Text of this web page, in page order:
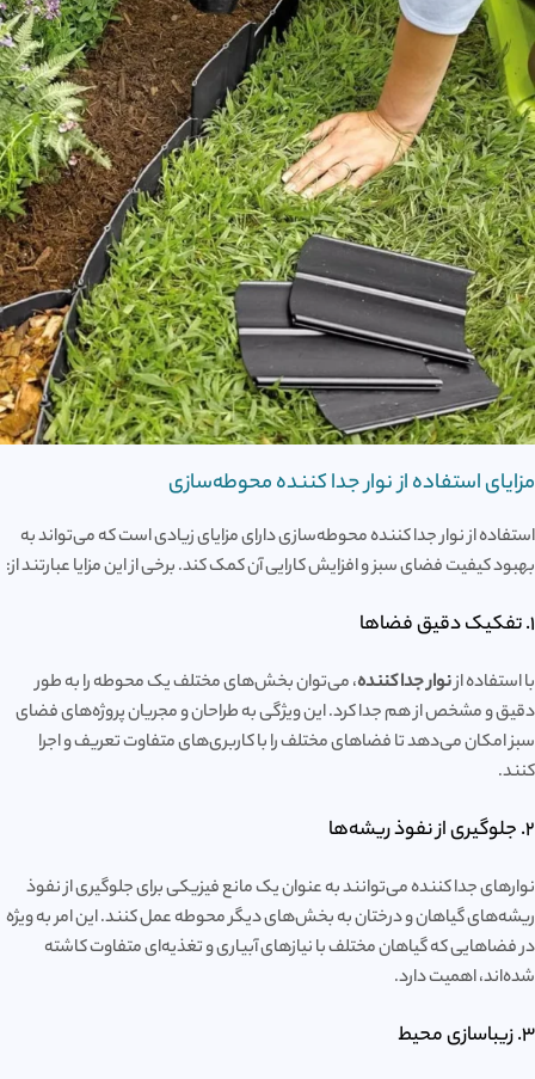
مزایای استفاده از نوار جدا کننده محوطه‌سازی
استفاده از نوار جدا کننده محوطه‌سازی دارای مزایای زیادی است که می‌تواند به
بهبود کیفیت فضای سبز و افزایش کارایی آن کمک کند. برخی از این مزایا عبارتند از:
1. تفکیک دقیق فضاها
با استفاده ازنوار جدا کننده، می‌توان بخش‌های مختلف یک محوطه را به طور
دقیق و مشخص از هم جدا کرد. این ویژگی به طراحان و مجریان پروژه‌های فضای
سبز امکان می‌دهد تا فضاهای مختلف را با کاربری‌های متفاوت تعریف و اجرا
کنند.
2. جلوگیری از نفوذ ریشه‌ها
نوارهای جدا کننده می‌توانند به عنوان یک مانع فیزیکی برای جلوگیری از نفوذ
ریشه‌های گیاهان و درختان به بخش‌های دیگر محوطه عمل کنند. این امر به ویژه
در فضاهایی که گیاهان مختلف با نیازهای آبیاری و تغذیه‌ای متفاوت کاشته
شده‌اند، اهمیت دارد.
3. زیباسازی محیط